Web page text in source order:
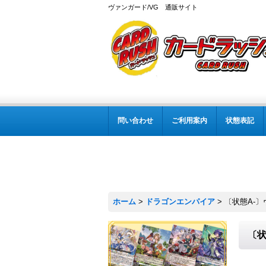
ヴァンガード/VG 通販サイト
問い合わせ ご利用案内 状態表記
ホーム > ドラゴンエンパイア > 〔状態A-
〔